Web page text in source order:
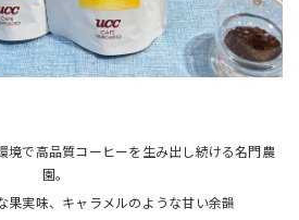
境で高品質コーヒーを生み出し続ける名門農
園。
果実味、キャラメルのような甘い余韻